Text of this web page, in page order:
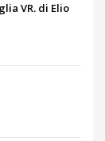
VR. di Elio